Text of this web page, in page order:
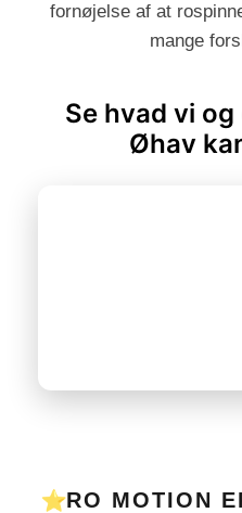
fornøjelse af at
mange
Se hvad vi
Øhav
RO MOTION